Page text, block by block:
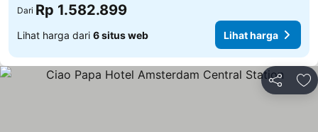
Dari Rp 1.582.899
Lihat harga dari 6 situs web Lihat harga
Bagikan